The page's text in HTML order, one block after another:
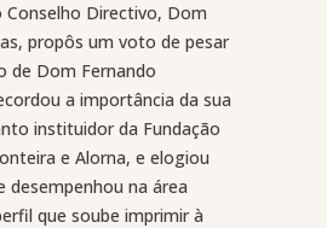
Conselho Directivo, Dom
propôs um voto de pesar
de Dom Fernando
a importância da sua
instituidor da Fundação
e Alorna, e elogiou
desempenhou na área
que soube imprimir à